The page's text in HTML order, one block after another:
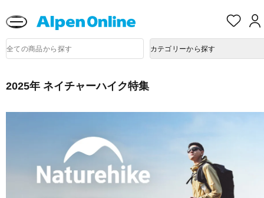
気
商
品
索
カテゴリーから探す
2025年 ネイチャーハイク特集